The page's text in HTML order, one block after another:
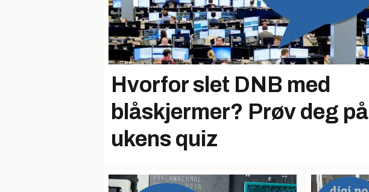
Hvorfor slet DNB med
blåskjermer? Prøv deg på
ukens quiz